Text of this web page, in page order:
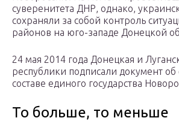
суверенитета ДНР, однако,
сохраняли за собой контроль
районов на юго-западе Донецкой
24 мая 2014 года Донецкая и
республики подписали документ
составе единого государства
То больше, то меньше